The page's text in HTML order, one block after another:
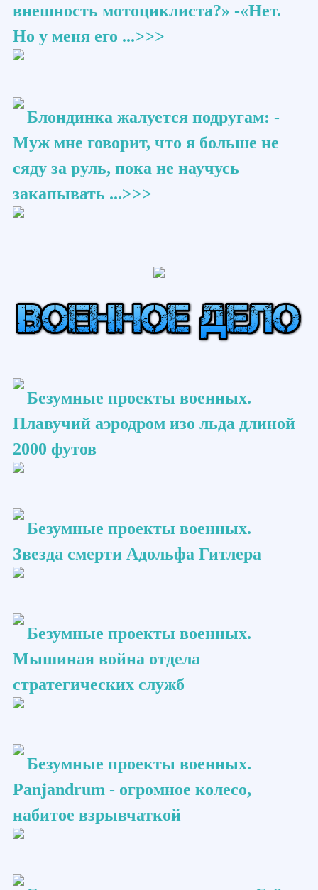
внешность мотоциклиста?» -«Нет.
Но у меня его ...>>>
Блондинка жалуется подругам: -
Муж мне говорит, что я больше не
сяду за руль, пока не научусь
закапывать ...>>>
Безумные проекты военных.
Плавучий аэродром изо льда длиной
2000 футов
Безумные проекты военных.
Звезда смерти Адольфа Гитлера
Безумные проекты военных.
Мышиная война отдела
стратегических служб
Безумные проекты военных.
Panjandrum - огромное колесо,
набитое взрывчаткой